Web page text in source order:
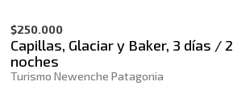
$250.000
Capillas, Glaciar y Baker, 3 días / 2
noches
Turismo Newenche Patagonia